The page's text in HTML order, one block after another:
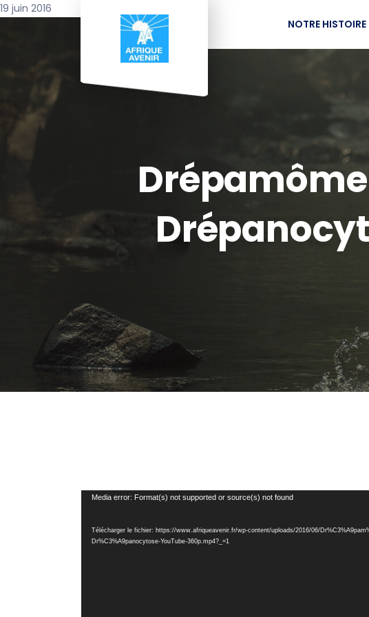
19 juin 2016
NOTRE HISTOIRE
Lecteur
Media error: Format(s) not supported or source(s) not found
Télécharger le fichier: https://www.afriqueavenir.fr/wp-content/uploads/2016/06/
Dr%C3%A9panocytose-YouTube-360p.mp4?_=1